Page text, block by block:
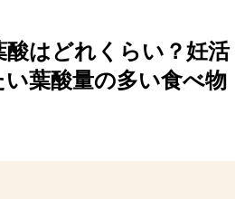
はどれくらい？妊活
い葉酸量の多い食べ物